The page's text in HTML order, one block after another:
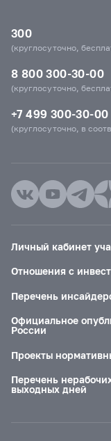
300
(круглосуточно,
8 800 300-30-00
(круглосуточно,
+7 499 300-30-00
(круглосуточно, в
Личный кабинет
Отношения с
Перечень
Официальное
России
Проекты
Перечень
выходных дней